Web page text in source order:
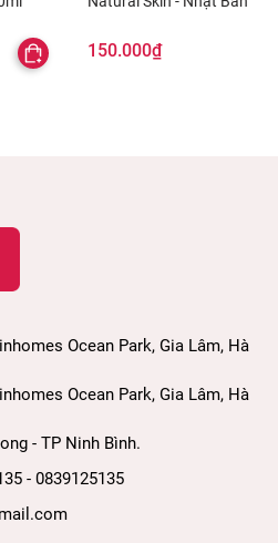
150.000₫
Ocean Park, Gia Lâm, Hà
Ocean Park, Gia Lâm, Hà
- TP Ninh Bình.
- 0839125135